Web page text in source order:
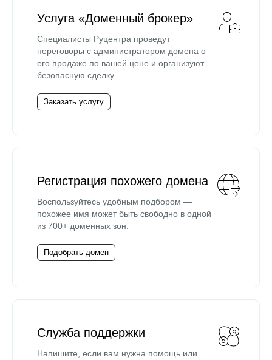
Услуга «Доменный брокер»
Специалисты Руцентра проведут
переговоры с администратором домена о
его продаже по вашей цене и организуют
безопасную сделку.
Заказать услугу
Регистрация похожего домена
Воспользуйтесь удобным подбором —
похожее имя может быть свободно в одной
из 700+ доменных зон.
Подобрать домен
Служба поддержки
Напишите, если вам нужна помощь или